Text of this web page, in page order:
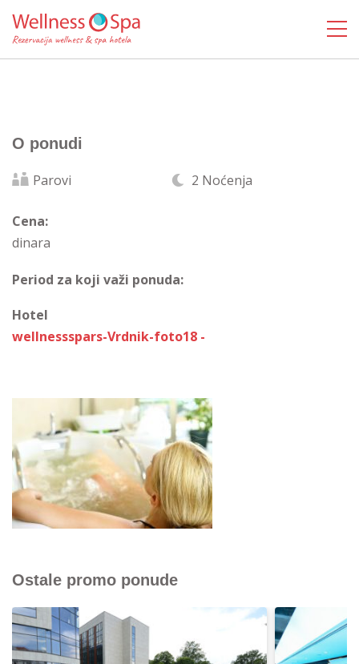
O ponudi
Parovi 2 Noćenja
Cena:
dinara
Period za koji važi ponuda:
Hotel
wellnessspars-Vrdnik-foto18 -
Ostale promo ponude